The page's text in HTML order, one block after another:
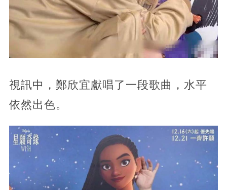
視訊中，鄭欣宜獻唱了一段歌曲，水平
依然出色。